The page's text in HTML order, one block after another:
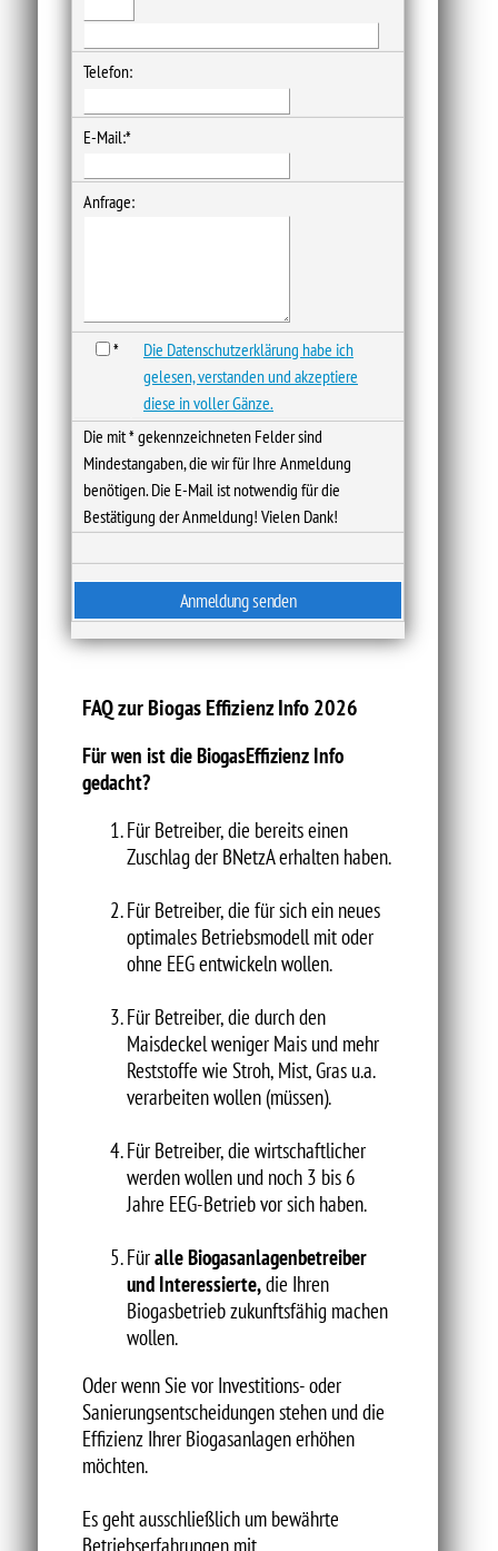
Telefon:
E-Mail:*
Anfrage:
*
Die Datenschutzerklärung habe ich
gelesen, verstanden und akzeptiere
diese in voller Gänze.
Die mit * gekennzeichneten Felder sind
Mindestangaben, die wir für Ihre Anmeldung
benötigen. Die E-Mail ist notwendig für die
Bestätigung der Anmeldung! Vielen Dank!
FAQ zur Biogas Effizienz Info 2026
Für wen ist die BiogasEffizienz Info
gedacht?
Für Betreiber, die bereits einen
Zuschlag der BNetzA erhalten haben.
Für Betreiber, die für sich ein neues
optimales Betriebsmodell mit oder
ohne EEG entwickeln wollen.
Für Betreiber, die durch den
Maisdeckel weniger Mais und mehr
Reststoffe wie Stroh, Mist, Gras u.a.
verarbeiten wollen (müssen).
Für Betreiber, die wirtschaftlicher
werden wollen und noch 3 bis 6
Jahre EEG-Betrieb vor sich haben.
Füralle Biogasanlagenbetreiber
und Interessierte,die Ihren
Biogasbetrieb zukunftsfähig machen
wollen.
Oder wenn Sie vor Investitions- oder
Sanierungsentscheidungen stehen und die
Effizienz Ihrer Biogasanlagen erhöhen
möchten.
Es geht ausschließlich um bewährte
Betriebserfahrungen mit